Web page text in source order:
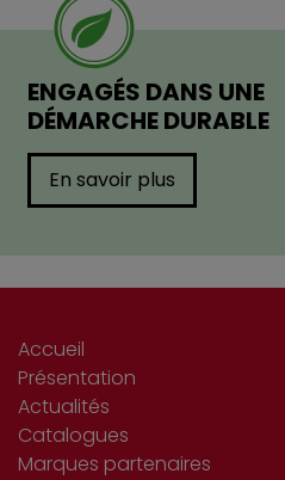
ENGAGÉS DANS UNE
DÉMARCHE DURABLE
En savoir plus
Accueil
Présentation
Actualités
Catalogues
Marques partenaires